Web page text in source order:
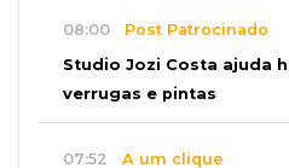
08:00 Post Patrocinado
Studio Jozi Costa ajuda
verrugas e pintas
07:52 A um clique